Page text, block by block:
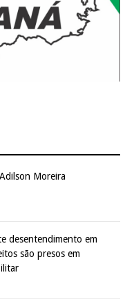
Moreira
desentendimento em
são presos em